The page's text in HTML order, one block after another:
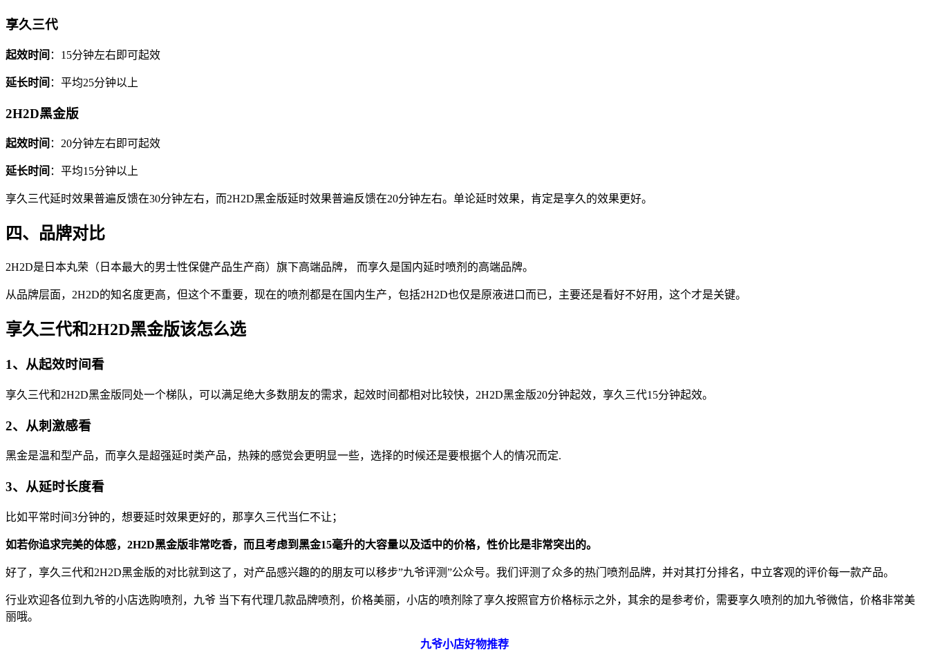
享久三代
起效时间 ：15分钟左右即可起效
延长时间 ：平均25分钟以上
2H2D黑金版
起效时间 ：20分钟左右即可起效
延长时间 ：平均15分钟以上
享久三代延时效果普遍反馈在30分钟左右，而2H2D黑金版延时效果普遍反馈在20分钟左右。单论延时效果，肯定是享久的效果更好。
四、品牌对比
2H2D是日本丸荣（日本最大的男士性保健产品生产商）旗下高端品牌， 而享久是国内延时喷剂的高端品牌。
从品牌层面，2H2D的知名度更高，但这个不重要，现在的喷剂都是在国内生产，包括2H2D也仅是原液进口而已，主要还是看好不好用，这个才是关键。
享久三代和2H2D黑金版该怎么选
1、从起效时间看
享久三代和2H2D黑金版同处一个梯队，可以满足绝大多数朋友的需求，起效时间都相对比较快，2H2D黑金版20分钟起效，享久三代15分钟起效。
2、从刺激感看
黑金是温和型产品，而享久是超强延时类产品，热辣的感觉会更明显一些，选择的时候还是要根据个人的情况而定.
3、从延时长度看
比如平常时间3分钟的，想要延时效果更好的，那享久三代当仁不让；
如若你追求完美的体感，2H2D黑金版非常吃香，而且考虑到黑金15毫升的大容量以及适中的价格，性价比是非常突出的。
好了，享久三代和2H2D黑金版的对比就到这了，对产品感兴趣的的朋友可以移步”九爷评测”公众号。我们评测了众多的热门喷剂品牌，并对其打分排名，中立客观的评价每一款产品。
行业欢迎各位到九爷的小店选购喷剂，九爷 当下有代理几款品牌喷剂，价格美丽，小店的喷剂除了享久按照官方价格标示之外，其余的是参考价，需要享久喷剂的加九爷微信，价格非常美
丽哦。
九爷小店好物推荐